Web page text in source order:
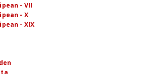
- VII
- X
- XIX